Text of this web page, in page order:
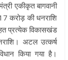
एकीकृत बागवानी
करोड़ की धनराशि
प्रत्येक विकासखंड
अटल उत्कर्ष
किया गया है।